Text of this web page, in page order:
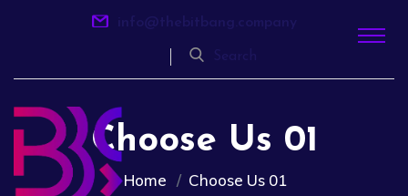
info@thebitbang.company
Search
Choose Us 01
Home Choose Us 01